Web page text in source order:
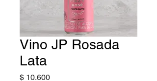
Vino JP Rosada
Lata
$ 10.600Precio